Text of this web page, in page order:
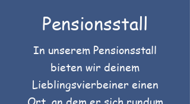
Pensionsstall
In unserem Pensionsstall
bieten wir deinem
Lieblingsvierbeiner einen